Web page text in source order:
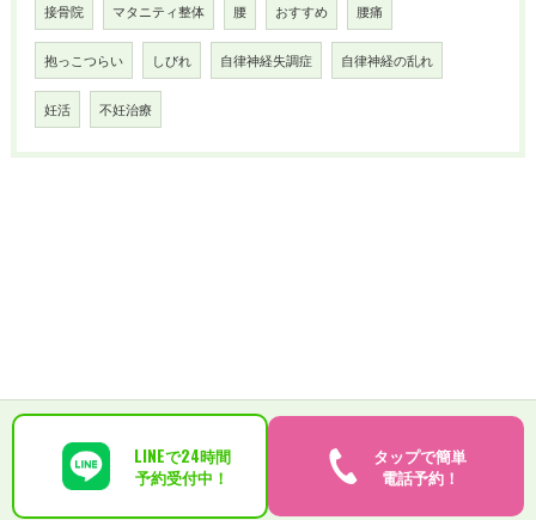
接骨院 マタニティ整体 腰 おすすめ 腰痛
抱っこつらい しびれ 自律神経失調症 自律神経の乱れ
妊活 不妊治療
LINEで24時間
予約受付中！
タップで簡単
電話予約！